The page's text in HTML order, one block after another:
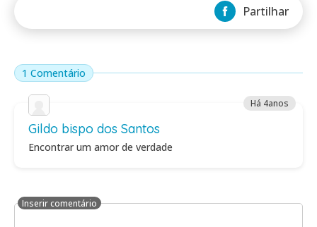
Partilhar
1 Comentário
Gildo bispo dos Santos
Há 4anos
Encontrar um amor de verdade
Inserir comentário